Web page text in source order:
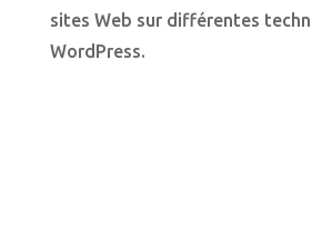
sites Web sur différentes
WordPress.